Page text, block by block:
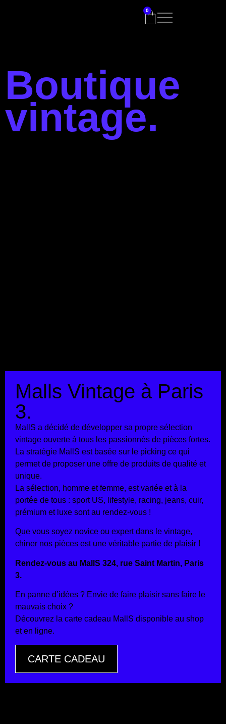
0
Boutique
vintage.
Malls Vintage à Paris
3.
MallS a décidé de développer sa propre sélection
vintage ouverte à tous les passionnés de pièces fortes.
La stratégie MallS est basée sur le picking ce qui
permet de proposer une offre de produits de qualité et
unique.
La sélection, homme et femme, est variée et à la
portée de tous : sport US, lifestyle, racing, jeans, cuir,
prémium et luxe sont au rendez-vous !
Que vous soyez novice ou expert dans le vintage,
chiner nos pièces est une véritable partie de plaisir !
Rendez-vous au MallS 324, rue Saint Martin, Paris
3.
En panne d’idées ? Envie de faire plaisir sans faire le
mauvais choix ?
Découvrez la carte cadeau MallS disponible au shop
et en ligne.
CARTE CADEAU